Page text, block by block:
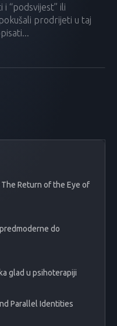
i “podsvijest” ili
prodrijeti u taj
Return of the Eye of
do
glad u psihoterapiji
Parallel Identities